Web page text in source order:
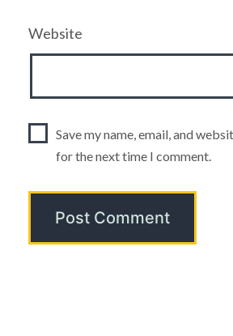
Website
Save my name, email, and
for the next time I comment.